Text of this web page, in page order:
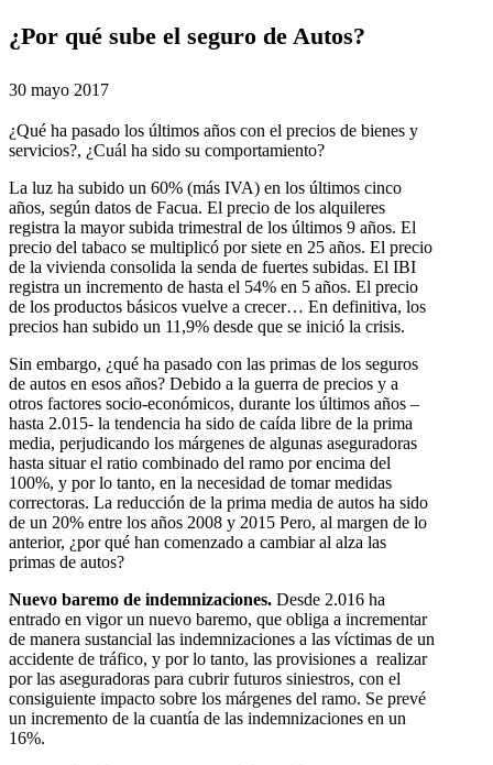
¿Por qué sube el seguro de Autos?
30 mayo 2017
¿Qué ha pasado los últimos años con el precios de bienes y
servicios?, ¿Cuál ha sido su comportamiento?
La luz ha subido un 60% (más IVA) en los últimos cinco
años, según datos de Facua. El precio de los alquileres
registra la mayor subida trimestral de los últimos 9 años. El
precio del tabaco se multiplicó por siete en 25 años. El precio
de la vivienda consolida la senda de fuertes subidas. El IBI
registra un incremento de hasta el 54% en 5 años. El precio
de los productos básicos vuelve a crecer… En definitiva, los
precios han subido un 11,9% desde que se inició la crisis.
Sin embargo, ¿qué ha pasado con las primas de los seguros
de autos en esos años? Debido a la guerra de precios y a
otros factores socio-económicos, durante los últimos años –
hasta 2.015- la tendencia ha sido de caída libre de la prima
media, perjudicando los márgenes de algunas aseguradoras
hasta situar el ratio combinado del ramo por encima del
100%, y por lo tanto, en la necesidad de tomar medidas
correctoras. La reducción de la prima media de autos ha sido
de un 20% entre los años 2008 y 2015 Pero, al margen de lo
anterior, ¿por qué han comenzado a cambiar al alza las
primas de autos?
Nuevo baremo de indemnizaciones. Desde 2.016 ha
entrado en vigor un nuevo baremo, que obliga a incrementar
de manera sustancial las indemnizaciones a las víctimas de un
accidente de tráfico, y por lo tanto, las provisiones a realizar
por las aseguradoras para cubrir futuros siniestros, con el
consiguiente impacto sobre los márgenes del ramo. Se prevé
un incremento de la cuantía de las indemnizaciones en un
16%.